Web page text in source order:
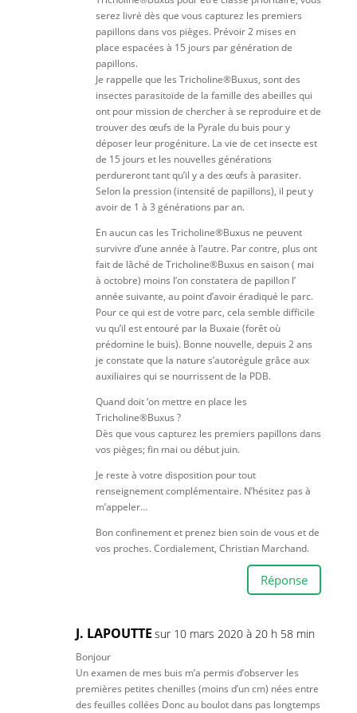
serez livré dès que vous capturez les premiers
papillons dans vos pièges. Prévoir 2 mises en
place espacées à 15 jours par génération de
papillons.
Je rappelle que les Tricholine®Buxus, sont des
insectes parasitoïde de la famille des abeilles qui
ont pour mission de chercher à se reproduire et de
trouver des œufs de la Pyrale du buis pour y
déposer leur progéniture. La vie de cet insecte est
de 15 jours et les nouvelles générations
perdureront tant qu’il y a des œufs à parasiter.
Selon la pression (intensité de papillons), il peut y
avoir de 1 à 3 générations par an.
En aucun cas les Tricholine®Buxus ne peuvent
survivre d’une année à l’autre. Par contre, plus ont
fait de lâché de Tricholine®Buxus en saison ( mai
à octobre) moins l’on constatera de papillon l’
année suivante, au point d’avoir éradiqué le parc.
Pour ce qui est de votre parc, cela semble difficile
vu qu’il est entouré par la Buxaie (forêt où
prédomine le buis). Bonne nouvelle, depuis 2 ans
je constate que la nature s’autorégule grâce aux
auxiliaires qui se nourrissent de la PDB.
Quand doit ‘on mettre en place les
Tricholine®Buxus ?
Dès que vous capturez les premiers papillons dans
vos pièges; fin mai ou début juin.
Je reste à votre disposition pour tout
renseignement complémentaire. N’hésitez pas à
m’appeler…
Bon confinement et prenez bien soin de vous et de
vos proches. Cordialement, Christian Marchand.
Réponse
J. LAPOUTTE sur 10 mars 2020 à 20 h 58 min
Bonjour
Un examen de mes buis m’a permis d’observer les
premières petites chenilles (moins d’un cm) nées entre
des feuilles collées Donc au boulot dans pas longtemps